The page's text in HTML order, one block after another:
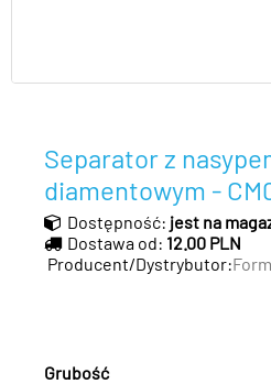
Separator z
diamentowym -
Dostępność: jest na
Dostawa od: 12.00 PLN
Producent/Dystrybutor:
Grubość